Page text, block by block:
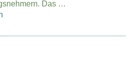
Das …